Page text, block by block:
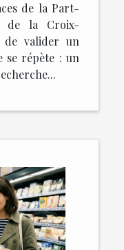
de la Part-
de la Croix-
de valider un
se répète : un